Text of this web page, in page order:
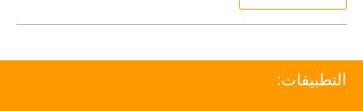
التطبيقات: